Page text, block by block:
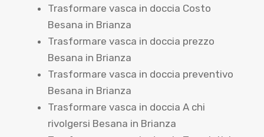
Trasformare vasca in doccia Costo
Besana in Brianza
Trasformare vasca in doccia prezzo
Besana in Brianza
Trasformare vasca in doccia preventivo
Besana in Brianza
Trasformare vasca in doccia A chi
rivolgersi Besana in Brianza